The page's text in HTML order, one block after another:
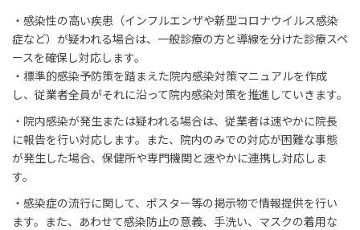
・感染性の高い疾患（インフルエンザや新型コロナウイルス感染
症など）が疑われる場合は、一般診療の方と導線を分けた診療スペ
ースを確保し対応します。
・標準的感染予防策を踏まえた院内感染対策マニュアルを作成
し、従業者全員がそれに沿って院内感染対策を推進していきます。
・院内感染が発生または疑われる場合は、従業者は速やかに院長
に報告を行い対応します。また、院内のみでの対応が困難な事態
が発生した場合、保健所や専門機関と速やかに連携し対応しま
す。
・感染症の流行に関して、ポスター等の掲示物で情報提供を行い
ます。また、あわせて感染防止の意義、手洗い、マスクの着用な